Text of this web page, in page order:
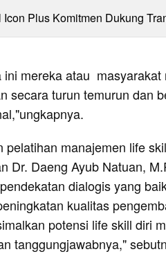
Icon Plus Komitmen Dukung
ini mereka atau
secara turun temurun dan
pelatihan manajemen life
Dr. Daeng Ayub Natuan,
dialogis yang
kualitas
potensi life skill diri
tanggungjawabnya,"